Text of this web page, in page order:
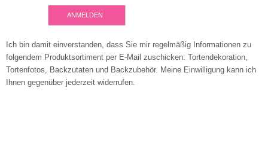
ANMELDEN
Ich bin damit einverstanden, dass Sie mir regelmäßig Informationen zu
folgendem Produktsortiment per E-Mail zuschicken: Tortendekoration,
Tortenfotos, Backzutaten und Backzubehör. Meine Einwilligung kann ich
Ihnen gegenüber jederzeit widerrufen.